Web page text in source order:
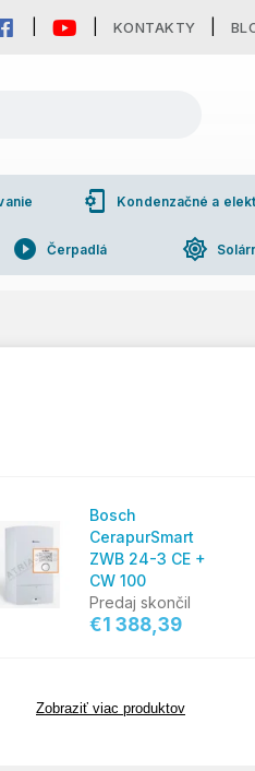
KONTAKTY
phonelink_setup Kondenzačné a
play_circle_filled Čerpadlá brightness_high
Bosch
CerapurSmart
ZWB 24-3 CE +
CW 100
Predaj skončil
€1 388,39
Zobraziť viac produktov